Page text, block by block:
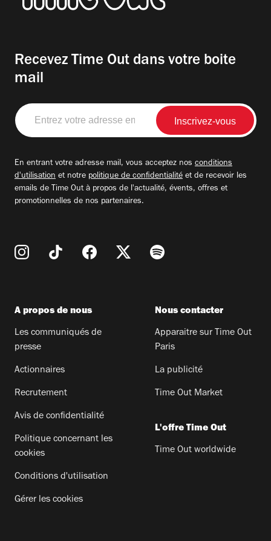
Recevez Time Out dans votre boite
mail
Entrez
votre
adresse
En entrant votre adresse mail, vous acceptez nos conditions
d'utilisation et notre politique de confidentialité et de recevoir les
emails de Time Out à propos de l'actualité, évents, offres et
promotionnelles de nos partenaires.
A propos de nous
Les communiqués de
presse
Actionnaires
Recrutement
Avis de confidentialité
Politique concernant les
cookies
Conditions d'utilisation
Gérer les cookies
Nous contacter
Apparaitre sur Time Out
Paris
La publicité
Time Out Market
L'offre Time Out
Time Out worldwide